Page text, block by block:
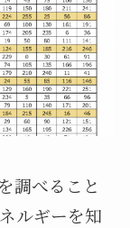
調べること
ルギーを知